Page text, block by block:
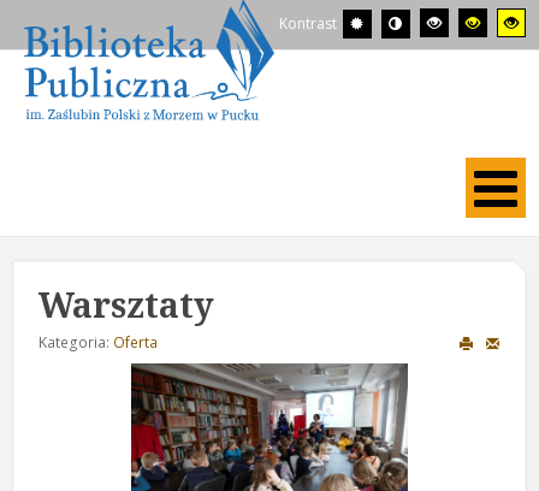
Kontrast
Warsztaty
Kategoria: Oferta